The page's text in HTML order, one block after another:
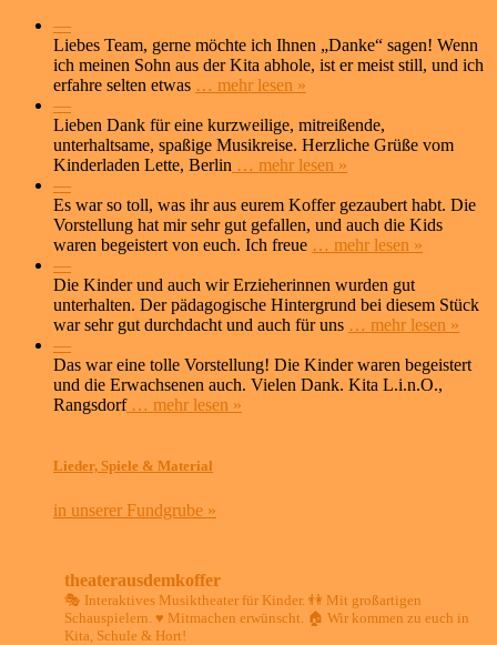
—
Liebes Team, gerne möchte ich Ihnen „Danke“ sagen! Wenn
ich meinen Sohn aus der Kita abhole, ist er meist still, und ich
erfahre selten etwas … mehr lesen »
—
Lieben Dank für eine kurzweilige, mitreißende,
unterhaltsame, spaßige Musikreise. Herzliche Grüße vom
Kinderladen Lette, Berlin … mehr lesen »
—
Es war so toll, was ihr aus eurem Koffer gezaubert habt. Die
Vorstellung hat mir sehr gut gefallen, und auch die Kids
waren begeistert von euch. Ich freue … mehr lesen »
—
Die Kinder und auch wir Erzieherinnen wurden gut
unterhalten. Der pädagogische Hintergrund bei diesem Stück
war sehr gut durchdacht und auch für uns … mehr lesen »
—
Das war eine tolle Vorstellung! Die Kinder waren begeistert
und die Erwachsenen auch. Vielen Dank. Kita L.i.n.O.,
Rangsdorf… mehr lesen »
Lieder, Spiele & Material
in unserer Fundgrube »
theaterausdemkoffer
🎭 Interaktives Musiktheater für Kinder. 👫 Mit großartigen
Schauspielern. ♥️ Mitmachen erwünscht. 🏠 Wir kommen zu euch in
Kita, Schule & Hort!